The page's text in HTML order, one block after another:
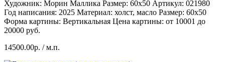
Художник: Морин Маллика Размер: 60x50 Артикул: 021980
Год написания: 2025 Материал: холст, масло Размер: 60х50
Форма картины: Вертикальная Цена картины: от 10001 до
20000 руб.
14500.00р. / м.п.